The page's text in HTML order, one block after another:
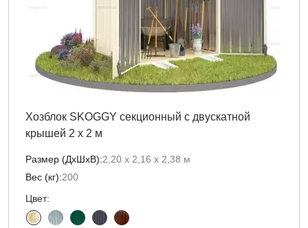
Хозблок SKOGGY секционный с двускатной
крышей 2 х 2 м
Размер (ДxШxВ):2,20 х 2,16 х 2,38 м
Вес (кг):200
Цвет: